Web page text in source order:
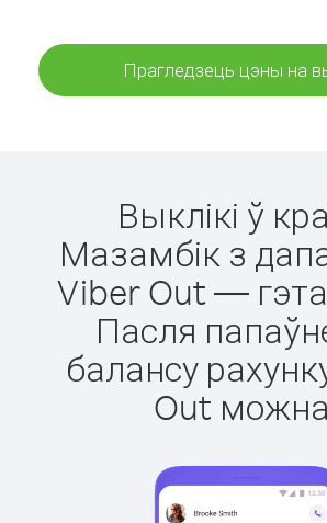
Прагледзець цэны на
Выклікі ў
Мазамбік з
Viber Out —
Пасля
балансу
Out